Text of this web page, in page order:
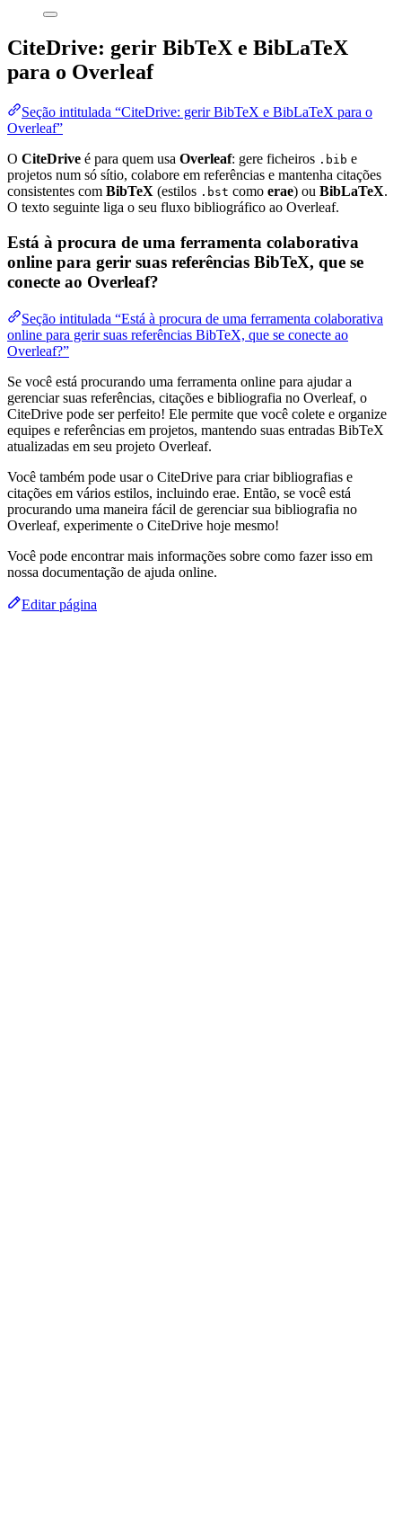
CiteDrive: gerir BibTeX e BibLaTeX
para o Overleaf
Seção intitulada “CiteDrive: gerir BibTeX e BibLaTeX para o
Overleaf”
O CiteDrive é para quem usa Overleaf: gere ficheiros .bib e
projetos num só sítio, colabore em referências e mantenha citações
consistentes com BibTeX (estilos .bst como erae) ou BibLaTeX.
O texto seguinte liga o seu fluxo bibliográfico ao Overleaf.
Está à procura de uma ferramenta colaborativa
online para gerir suas referências BibTeX, que se
conecte ao Overleaf?
Seção intitulada “Está à procura de uma ferramenta colaborativa
online para gerir suas referências BibTeX, que se conecte ao
Overleaf?”
Se você está procurando uma ferramenta online para ajudar a
gerenciar suas referências, citações e bibliografia no Overleaf, o
CiteDrive pode ser perfeito! Ele permite que você colete e organize
equipes e referências em projetos, mantendo suas entradas BibTeX
atualizadas em seu projeto Overleaf.
Você também pode usar o CiteDrive para criar bibliografias e
citações em vários estilos, incluindo erae. Então, se você está
procurando uma maneira fácil de gerenciar sua bibliografia no
Overleaf, experimente o CiteDrive hoje mesmo!
Você pode encontrar mais informações sobre como fazer isso em
nossa documentação de ajuda online.
Editar página